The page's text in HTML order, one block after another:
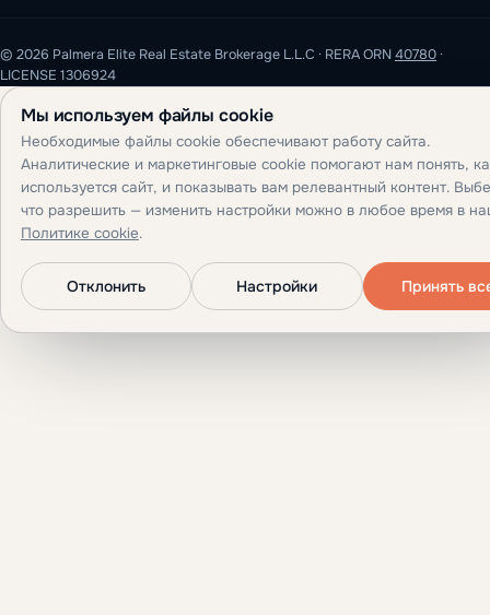
© 2026 Palmera Elite Real Estate Brokerage L.L.C · RERA ORN40780 ·
LICENSE 1306924
Мы используем файлы cookie
Необходимые файлы cookie обеспечивают работу сайта.
Аналитические и маркетинговые cookie помогают нам понять,
используется сайт, и показывать вам релевантный контент.
что разрешить — изменить настройки можно в любое время в
Политике cookie.
Отклонить Настройки Принять